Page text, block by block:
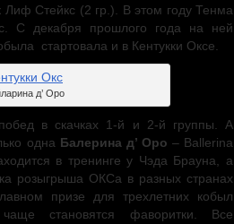
Лиф Стейкс (2 гр.). В этом году Тенма
С декабря прошлого года на ней
стартовала и в Кентукки Оксе.
д’ Оро
в скачках 1-й и 2-й группы. А
одна Балерина д’ Оро – Ballerina
в тренинге у Чэда Брауна, а
розыгрыша ОКСа в разных странах
призе для трехлетних кобыл
чаще становятся фаворитки. Все